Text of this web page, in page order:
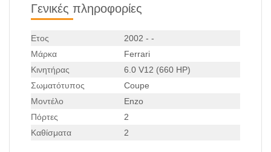
Γενικές πληροφορίες
Ετος
2002 - -
Μάρκα
Ferrari
Κινητήρας
6.0 V12 (660 HP)
Σωματότυπος
Coupe
Μοντέλο
Enzo
Πόρτες
2
Καθίσματα
2